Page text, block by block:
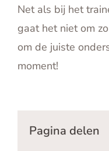
Net als bij het
gaat het niet om
om de juiste
moment!
Pagina delen